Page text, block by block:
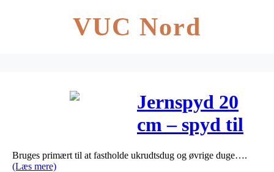
VUC Nord
Jernspyd 20
cm – spyd til
siveslange –
Bruges primært til at fastholde ukrudtsdug og øvrige duge….
(Læs mere)